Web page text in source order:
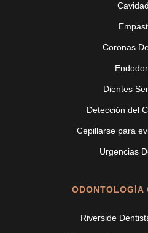
Coronas
Dientes
Detección del
Cepillarse para
Urgencias
ODONTOLOGÍA
Riverside